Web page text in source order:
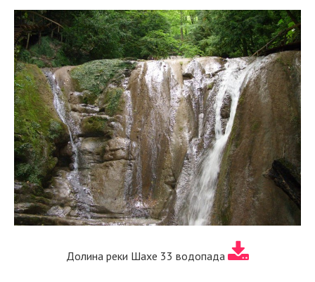
Долина реки Шахе 33 водопада